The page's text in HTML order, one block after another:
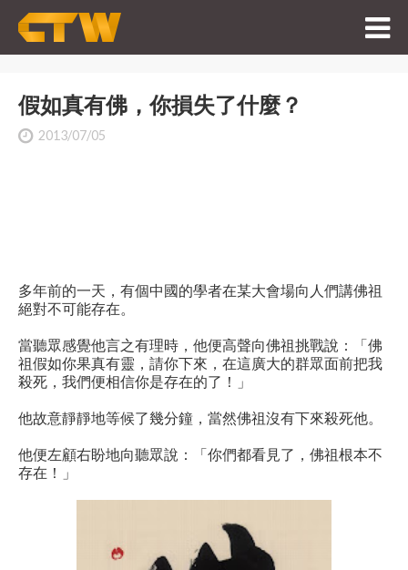
假如真有佛，你損失了什麼？
2013/07/05
多年前的一天，有個中國的學者在某大會場向人們講佛祖
絕對不可能存在。
當聽眾感覺他言之有理時，他便高聲向佛祖挑戰說：「佛
祖假如你果真有靈，請你下來，在這廣大的群眾面前把我
殺死，我們便相信你是存在的了！」
他故意靜靜地等候了幾分鐘，當然佛祖沒有下來殺死他。
他便左顧右盼地向聽眾說：「你們都看見了，佛祖根本不
存在！」